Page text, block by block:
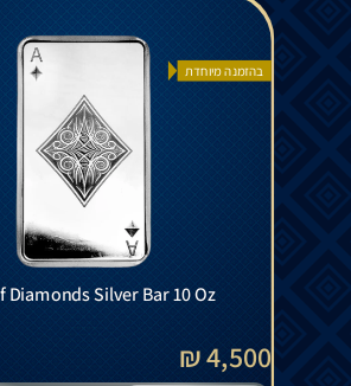
בהזמנה מיוחדת
Diamonds Silver Bar 10 Oz
4,500 ₪